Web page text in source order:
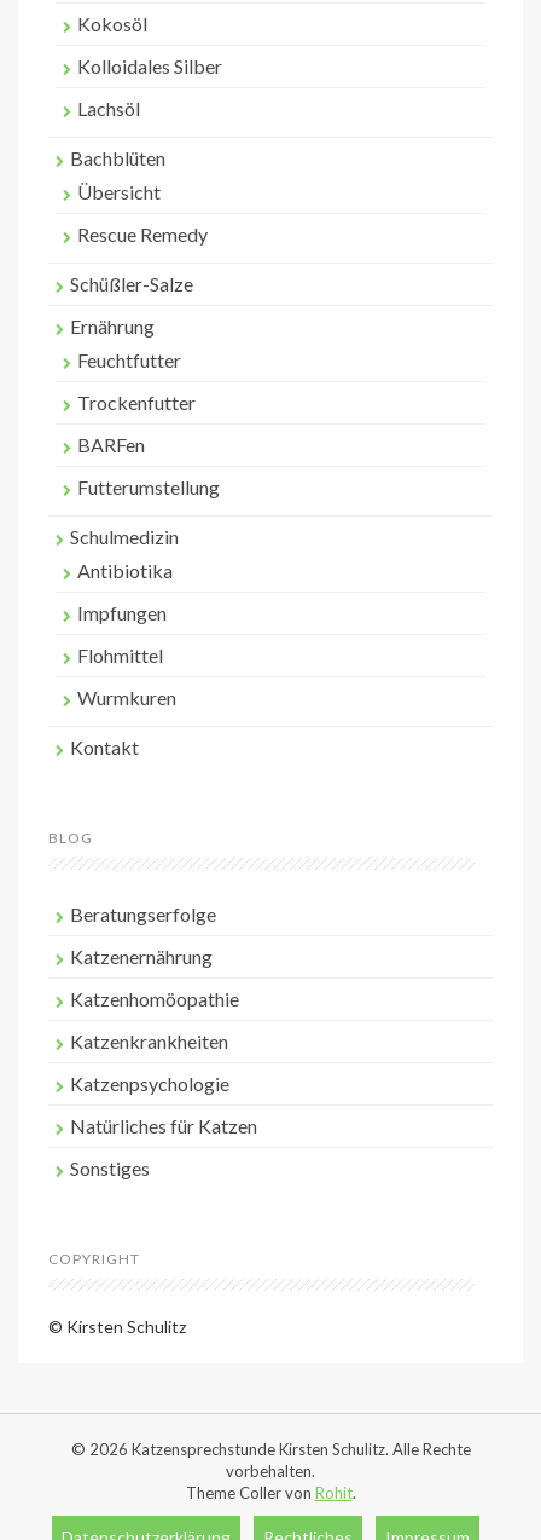
Kokosöl
Kolloidales Silber
Lachsöl
Bachblüten
Übersicht
Rescue Remedy
Schüßler-Salze
Ernährung
Feuchtfutter
Trockenfutter
BARFen
Futterumstellung
Schulmedizin
Antibiotika
Impfungen
Flohmittel
Wurmkuren
Kontakt
BLOG
Beratungserfolge
Katzenernährung
Katzenhomöopathie
Katzenkrankheiten
Katzenpsychologie
Natürliches für Katzen
Sonstiges
COPYRIGHT
© Kirsten Schulitz
© 2026 Katzensprechstunde Kirsten Schulitz. Alle Rechte
vorbehalten.
Theme Coller von Rohit.